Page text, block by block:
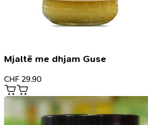
Mjaltë me dhjam Guse
CHF 29.90